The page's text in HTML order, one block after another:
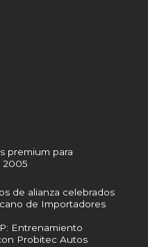
premium para
2005
de alianza celebrados
de Importadores
Entrenamiento
Probitec Autos